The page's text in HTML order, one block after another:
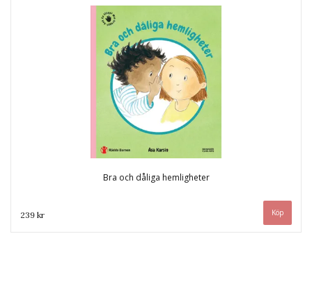
Bra och dåliga hemligheter
239 kr